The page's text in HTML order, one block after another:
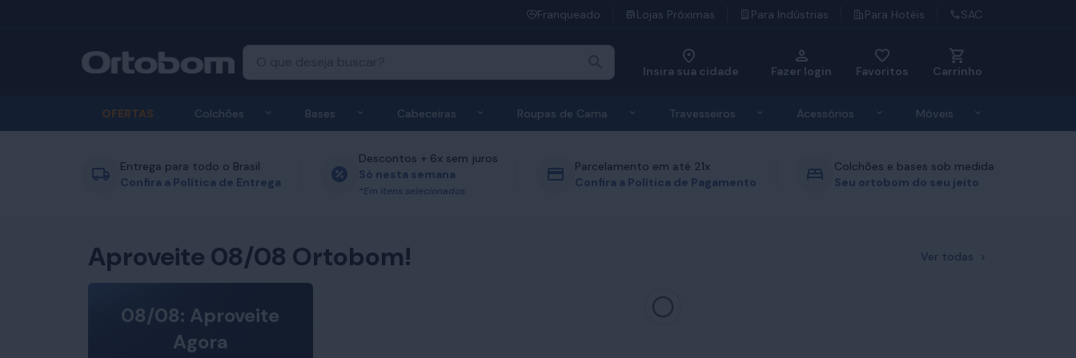
Franqueado Lojas Próximas Para Indústrias Para Hotéis SAC
Insira sua cidade Fazer login Favoritos Carrinho
OFERTAS Colchões Exibir submenu de Colchões
Bases Exibir submenu de Bases
Cabeceiras Exibir submenu de Cabeceiras
Roupas de Cama Exibir submenu de Roupas de Cama
Travesseiros Exibir submenu de Travesseiros
Acessórios Exibir submenu de Acessórios
Móveis
Entrega para todo o Brasil
Confira a Política de Entrega
Descontos + 6x sem juros
Só nesta semana
*Em itens selecionados
Parcelamento em até 21x
Confira a Política de Pagamento
Colchões e bases sob medida
Seu ortobom do seu jeito
Aproveite 08/08 Ortobom! Ver todas
08/08: Aproveite
Agora